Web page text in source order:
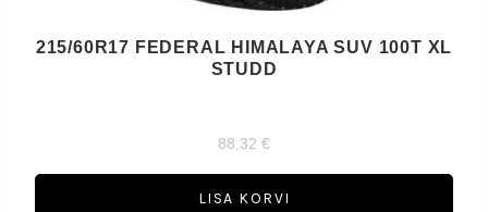
215/60R17 FEDERAL HIMALAYA SUV 100T XL
STUDD
88,32 €
LISA KORVI